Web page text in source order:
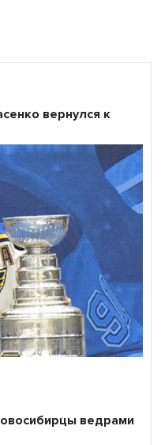
вернулся к
ведрами